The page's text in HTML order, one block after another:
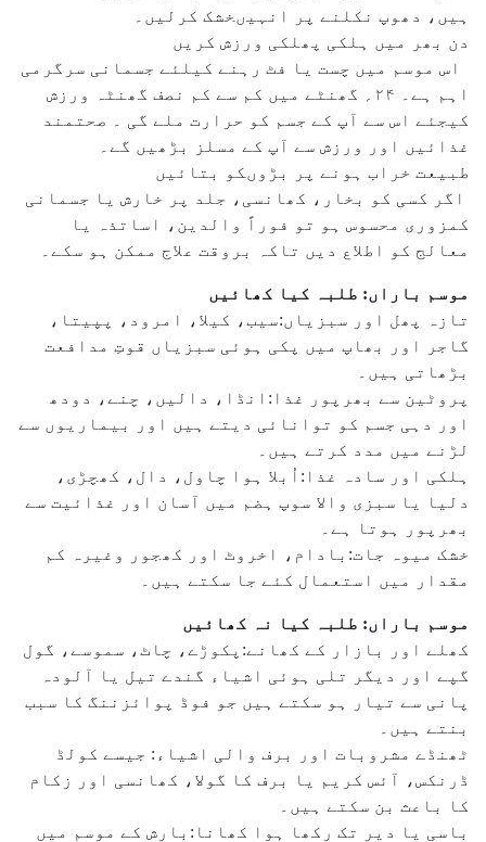
ہیں، دھوپ نکلنے پر انہیںخشک کرلیں۔
دن بھر میں ہلکی پھلکی ورزش کریں
اس موسم میں چست یا فٹ رہنے کیلئے جسمانی سرگرمی
اہم ہے۔ ۲۴؍ گھنٹے میں کم سے کم نصف گھنٹہ ورزش
کیجئے اس سے آپ کے جسم کو حرارت ملے گی ۔ صحتمند
غذائیں اور ورزش سے آپ کے مسلز بڑھیں گے۔
طبیعت خراب ہونے پر بڑوںکو بتائیں
اگر کسی کو بخار، کھانسی، جلد پر خارش یا جسمانی
کمزوری محسوس ہو تو فوراً والدین، اساتذہ یا
معالج کو اطلاع دیں تاکہ بروقت علاج ممکن ہو سکے۔
موسم باراں: طلبہ کیا کھائیں
تازہ پھل اور سبزیاں:سیب، کیلا، امرود، پپیتا،
گاجر اور بھاپ میں پکی ہوئی سبزیاں قوتِ مدافعت
بڑھاتی ہیں۔
پروٹین سے بھرپور غذا:انڈا، دالیں، چنے، دودھ
اور دہی جسم کو توانائی دیتے ہیں اور بیماریوں سے
لڑنے میں مدد کرتے ہیں۔
ہلکی اور سادہ غذا:اُبلا ہوا چاول، دال، کھچڑی،
دلیا یا سبزی والا سوپ ہضم میں آسان اور غذائیت سے
بھرپور ہوتا ہے۔
خشک میوہ جات:بادام، اخروٹ اور کھجور وغیرہ کم
مقدار میں استعمال کئے جا سکتے ہیں۔
موسم باراں: طلبہ کیا نہ کھائیں
کھلے اور بازار کے کھانے:پکوڑے، چاٹ، سموسے، گول
گپے اور دیگر تلی ہوئی اشیاء گندے تیل یا آلودہ
پانی سے تیار ہو سکتے ہیں جو فوڈ پوائزننگ کا سبب
بنتے ہیں۔
ٹھنڈے مشروبات اور برف والی اشیاء: جیسے کولڈ
ڈرنکس، آئس کریم یا برف کا گولا، کھانسی اور زکام
کا باعث بن سکتے ہیں۔
باسی یا دیر تک رکھا ہوا کھانا:بارش کے موسم میں